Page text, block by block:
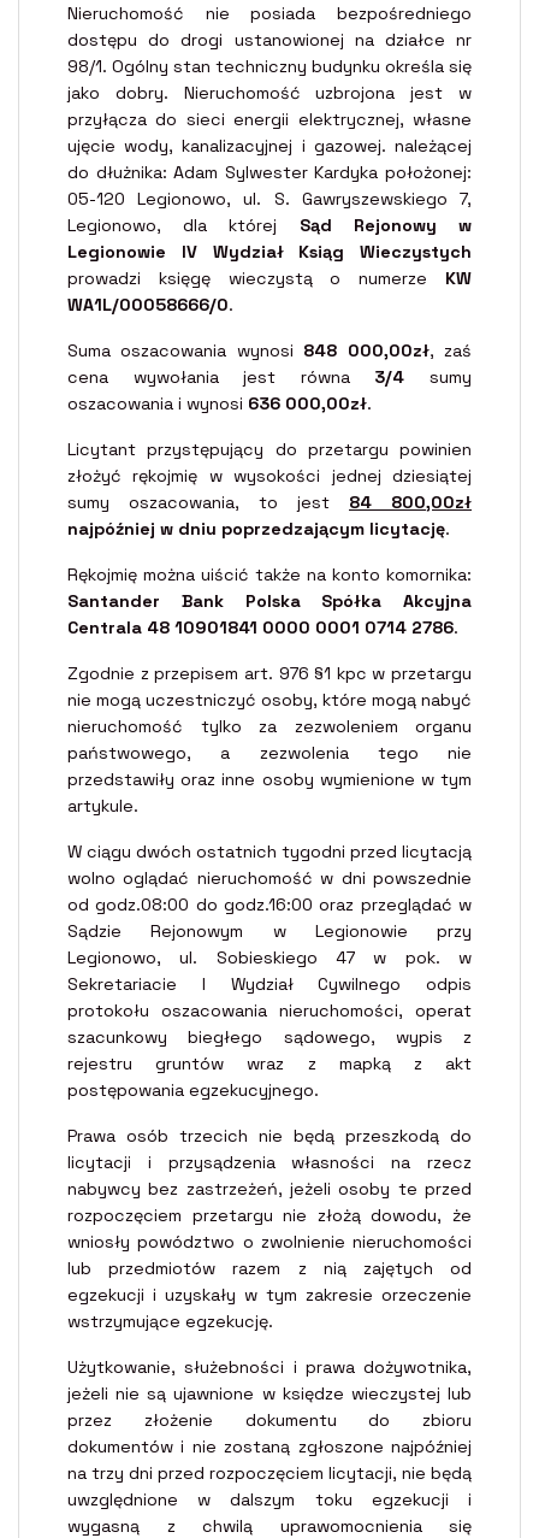
Nieruchomość nie posiada bezpośredniego
dostępu do drogi ustanowionej na działce nr
98/1. Ogólny stan techniczny budynku określa się
jako dobry. Nieruchomość uzbrojona jest w
przyłącza do sieci energii elektrycznej, własne
ujęcie wody, kanalizacyjnej i gazowej. należącej
do dłużnika: Adam Sylwester Kardyka położonej:
05-120 Legionowo, ul. S. Gawryszewskiego 7,
Legionowo, dla której Sąd Rejonowy w
Legionowie IV Wydział Ksiąg Wieczystych
prowadzi księgę wieczystą o numerze KW
WA1L/00058666/0.
Suma oszacowania wynosi 848 000,00zł, zaś
cena wywołania jest równa 3/4 sumy
oszacowania i wynosi 636 000,00zł.
Licytant przystępujący do przetargu powinien
złożyć rękojmię w wysokości jednej dziesiątej
sumy oszacowania, to jest 84 800,00zł
najpóźniej w dniu poprzedzającym licytację.
Rękojmię można uiścić także na konto komornika:
Santander Bank Polska Spółka Akcyjna
Centrala 48 10901841 0000 0001 0714 2786.
Zgodnie z przepisem art. 976 §1 kpc w przetargu
nie mogą uczestniczyć osoby, które mogą nabyć
nieruchomość tylko za zezwoleniem organu
państwowego, a zezwolenia tego nie
przedstawiły oraz inne osoby wymienione w tym
artykule.
W ciągu dwóch ostatnich tygodni przed licytacją
wolno oglądać nieruchomość w dni powszednie
od godz.08:00 do godz.16:00 oraz przeglądać w
Sądzie Rejonowym w Legionowie przy
Legionowo, ul. Sobieskiego 47 w pok. w
Sekretariacie I Wydział Cywilnego odpis
protokołu oszacowania nieruchomości, operat
szacunkowy biegłego sądowego, wypis z
rejestru gruntów wraz z mapką z akt
postępowania egzekucyjnego.
Prawa osób trzecich nie będą przeszkodą do
licytacji i przysądzenia własności na rzecz
nabywcy bez zastrzeżeń, jeżeli osoby te przed
rozpoczęciem przetargu nie złożą dowodu, że
wniosły powództwo o zwolnienie nieruchomości
lub przedmiotów razem z nią zajętych od
egzekucji i uzyskały w tym zakresie orzeczenie
wstrzymujące egzekucję.
Użytkowanie, służebności i prawa dożywotnika,
jeżeli nie są ujawnione w księdze wieczystej lub
przez złożenie dokumentu do zbioru
dokumentów i nie zostaną zgłoszone najpóźniej
na trzy dni przed rozpoczęciem licytacji, nie będą
uwzględnione w dalszym toku egzekucji i
wygasną z chwilą uprawomocnienia się